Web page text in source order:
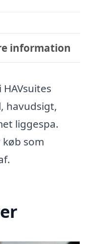
information
havudsigt,
liggespa.
køb som